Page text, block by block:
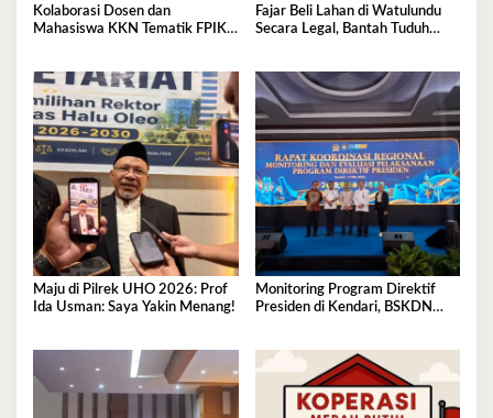
Kolaborasi Dosen dan
Mahasiswa KKN Tematik FPIK
anak di Kelurahan Lapulu
Fajar Beli Lahan di Watulundu
Secara Legal, Bantah Tuduh
Maju di Pilrek UHO 2026: Prof
Ida Usman: Saya Yakin Menang!
Monitoring Program Direktif
Presiden di Kendari, BSKDN